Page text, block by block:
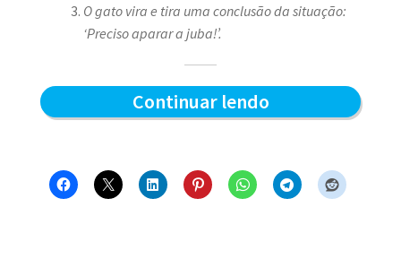
O gato vira e tira uma conclusão da situação:
‘Preciso aparar a juba!’.
Continuar lendoAparando
–